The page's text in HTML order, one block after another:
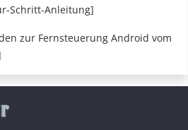
Schritt-Anleitung]
zur Fernsteuerung Android vom